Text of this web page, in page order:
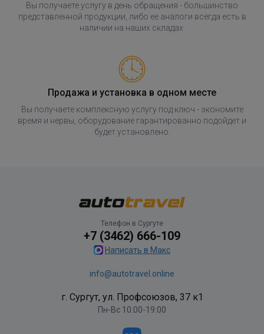
Вы получаете услугу в день обращения - большинство
представленной продукции, либо ее аналоги всегда есть в
наличии на наших складах.
Продажа и установка в одном месте
Вы получаете комплексную услугу под ключ - экономите
время и нервы, оборудование гарантированно подойдет и
будет установлено.
Телефон в Сургуте
+7 (3462) 666-109
Написать в Макс
info@autotravel.online
г. Сургут, ул. Профсоюзов, 37 к1
Пн-Вс 10:00-19:00